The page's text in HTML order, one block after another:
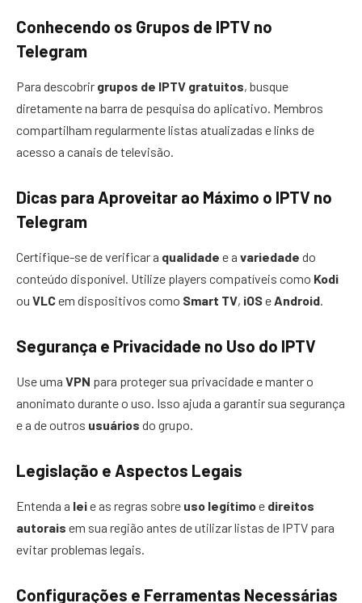
Conhecendo os Grupos de IPTV no
Telegram
Para descobrir grupos de IPTV gratuitos, busque
diretamente na barra de pesquisa do aplicativo. Membros
compartilham regularmente listas atualizadas e links de
acesso a canais de televisão.
Dicas para Aproveitar ao Máximo o IPTV no
Telegram
Certifique-se de verificar a qualidade e a variedade do
conteúdo disponível. Utilize players compatíveis como Kodi
ou VLCem dispositivos como Smart TV, iOSeAndroid.
Segurança e Privacidade no Uso do IPTV
Use uma VPN para proteger sua privacidade e manter o
anonimato durante o uso. Isso ajuda a garantir sua segurança
e a de outros usuários do grupo.
Legislação e Aspectos Legais
Entenda a leie as regras sobre uso legítimoe direitos
autorais em sua região antes de utilizar listas de IPTV para
evitar problemas legais.
Configurações e Ferramentas Necessárias